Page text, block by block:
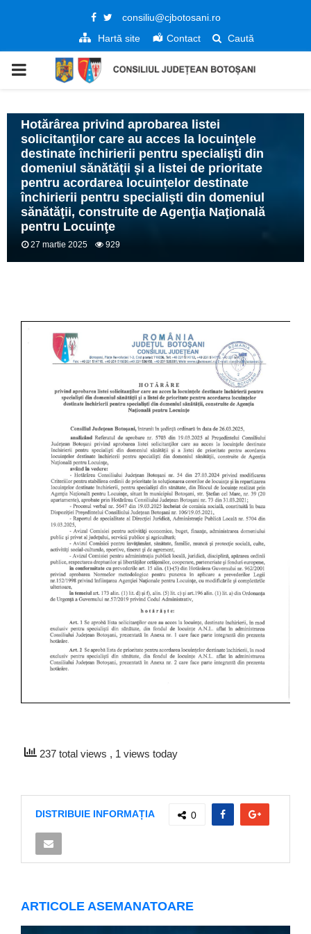
Facebook
Twitter
consiliu@cjbotosani.ro
Hartă site
Contact Caută
PRIMARY
Hotărârea privind aprobarea listei
solicitanţilor care au acces la locuinţele
destinate închirierii pentru specialişti din
domeniul sănătăţii şi a listei de prioritate
pentru acordarea locuințelor destinate
închirierii pentru specialişti din domeniul
sănătăţii, construite de Agenţia Naţională
pentru Locuinţe
27 martie 2025 929
237 total views , 1 views today
DISTRIBUIE INFORMAȚIA 0
ARTICOLE ASEMANATOARE